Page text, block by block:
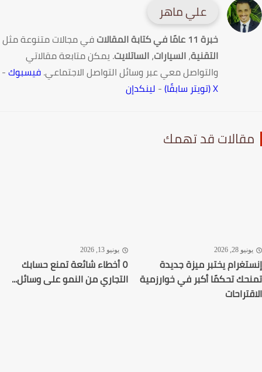
علي ماهر
خبرة 11 عامًا في كتابة المقالات
في مجالات متنوعة مثل
التقنية،السيارات،الساتلايت. يمكن متابعة مقالاتي
والتواصل معي عبر وسائل التواصل الاجتماعي.فيسبوك-
-لينكدإن
قد تهمك
28, 2026
يختبر ميزة جديدة
تحكمًا أكبر في خوارزمية
يونيو 13, 2026
٥ أخطاء شائعة تمنع حسابك
التجاري من النمو على وسائل...